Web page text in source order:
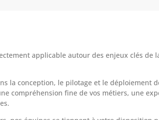
applicable autour des enjeux clés de
la conception, le pilotage et le déploiement
compréhension fine de vos métiers, une